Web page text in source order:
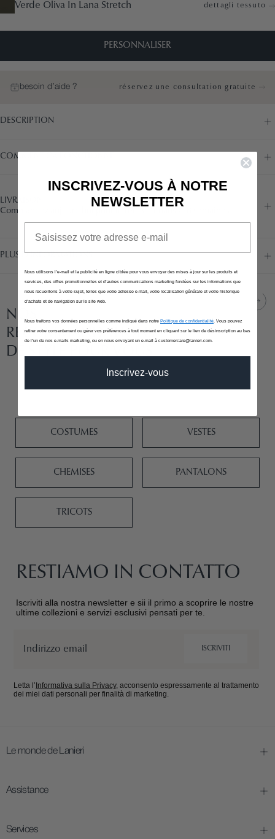
Verde Oliva In Lana Stretch dettagli tessuto
PERSONNALISER
besoin d’aide ? réservez une consultation gratuite
DESCRIPTION
COMMENT ÇA FONCTIONNE
LIVRAISON
Commandez aujourd’hui pour le recevoir dans 7/8 semaines
PLUS D’INFORMATIONS
NOS
RECOMMANDATIONS
DE STYLE POUR VOUS
COSTUMES VESTES
CHEMISES PANTALONS
TRICOTS
RESTIAMO IN CONTATTO
Iscriviti alla nostra newsletter e sii il primo a scoprire le nostre
ultime collezioni e servizi esclusivi pensati per te.
ISCRIVITI
Letta l’Informativa sulla Privacy, acconsento espressamente al trattamento
dei miei dati personali per finalità di marketing.
Le monde de Lanieri
Assistance
Services
INSCRIVEZ-VOUS À NOTRE
NEWSLETTER
Nous utilisons l’e-mail et la publicité en ligne ciblée pour vous envoyer des mises à jour sur les produits et
services, des offres promotionnelles et d’autres communications marketing fondées sur les informations que
nous recueillons à votre sujet, telles que votre adresse e-mail, votre localisation générale et votre historique
d’achats et de navigation sur le site web.
Nous traitons vos données personnelles comme indiqué dans notre Politique de confidentialité . Vous pouvez
retirer votre consentement ou gérer vos préférences à tout moment en cliquant sur le lien de désinscription au bas
de l’un de nos e-mails marketing, ou en nous envoyant un e-mail à customercare@lanieri.com.
Inscrivez-vous